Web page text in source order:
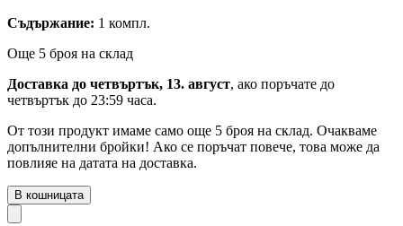
Съдържание: 1 компл.
Още 5 броя на склад
Доставка до четвъртък, 13. август, ако поръчате до
четвъртък до 23:59 часа.
От този продукт имаме само още 5 броя на склад. Очакваме
допълнителни бройки! Ако се поръчат повече, това може да
повлияе на датата на доставка.
В кошницата